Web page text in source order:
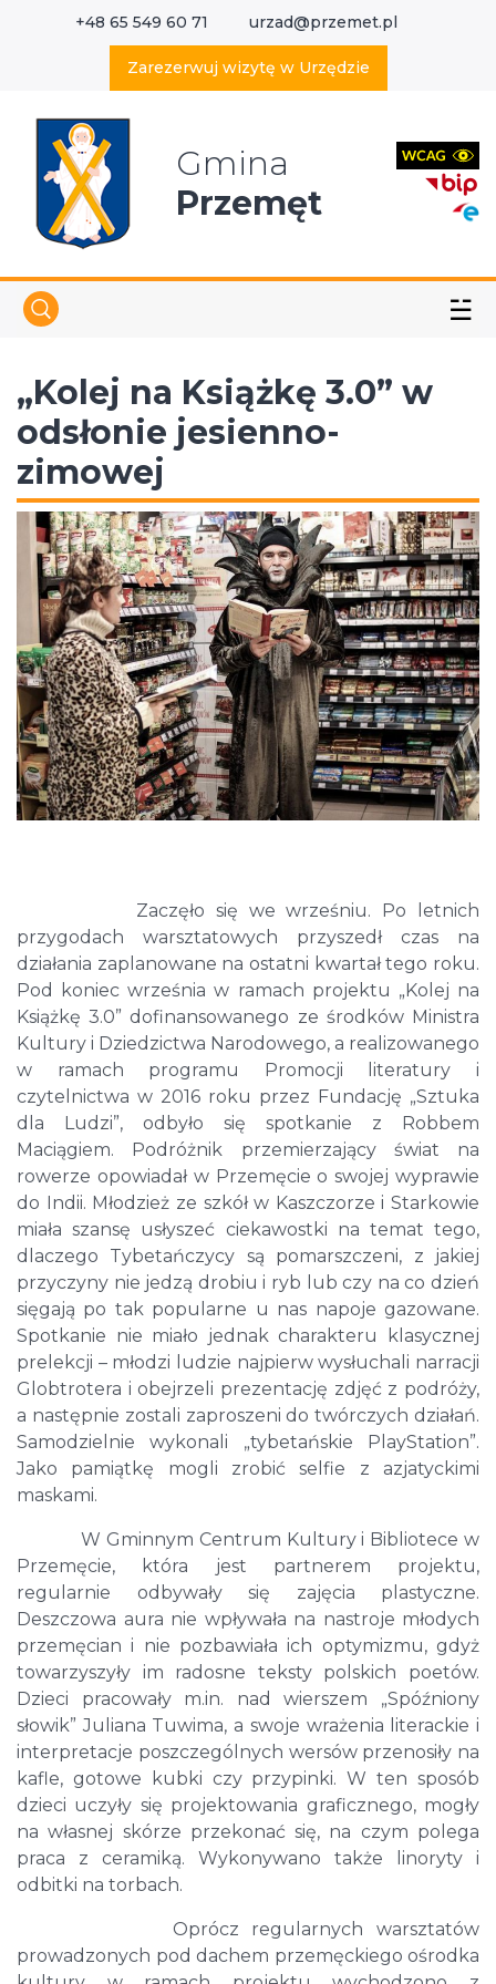
+48 65 549 60 71 urzad@przemet.pl
Zarezerwuj wizytę w Urzędzie
Gmina
Przemęt
☱
„Kolej na Książkę 3.0” w
odsłonie jesienno-
zimowej
Zaczęło się we wrześniu. Po letnich
przygodach warsztatowych przyszedł czas na
działania zaplanowane na ostatni kwartał tego roku.
Pod koniec września w ramach projektu „Kolej na
Książkę 3.0” dofinansowanego ze środków Ministra
Kultury i Dziedzictwa Narodowego, a realizowanego
w ramach programu Promocji literatury i
czytelnictwa w 2016 roku przez Fundację „Sztuka
dla Ludzi”, odbyło się spotkanie z Robbem
Maciągiem. Podróżnik przemierzający świat na
rowerze opowiadał w Przemęcie o swojej wyprawie
do Indii. Młodzież ze szkół w Kaszczorze i Starkowie
miała szansę usłyszeć ciekawostki na temat tego,
dlaczego Tybetańczycy są pomarszczeni, z jakiej
przyczyny nie jedzą drobiu i ryb lub czy na co dzień
sięgają po tak popularne u nas napoje gazowane.
Spotkanie nie miało jednak charakteru klasycznej
prelekcji – młodzi ludzie najpierw wysłuchali narracji
Globtrotera i obejrzeli prezentację zdjęć z podróży,
a następnie zostali zaproszeni do twórczych działań.
Samodzielnie wykonali „tybetańskie PlayStation”.
Jako pamiątkę mogli zrobić selfie z azjatyckimi
maskami.
W Gminnym Centrum Kultury i Bibliotece w
Przemęcie, która jest partnerem projektu,
regularnie odbywały się zajęcia plastyczne.
Deszczowa aura nie wpływała na nastroje młodych
przemęcian i nie pozbawiała ich optymizmu, gdyż
towarzyszyły im radosne teksty polskich poetów.
Dzieci pracowały m.in. nad wierszem „Spóźniony
słowik” Juliana Tuwima, a swoje wrażenia literackie i
interpretacje poszczególnych wersów przenosiły na
kafle, gotowe kubki czy przypinki. W ten sposób
dzieci uczyły się projektowania graficznego, mogły
na własnej skórze przekonać się, na czym polega
praca z ceramiką. Wykonywano także linoryty i
odbitki na torbach.
Oprócz regularnych warsztatów
prowadzonych pod dachem przemęckiego ośrodka
Wyszukaj w serwisie